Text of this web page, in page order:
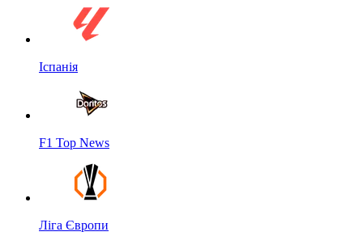
Іспанія
F1 Top News
Ліга Європи